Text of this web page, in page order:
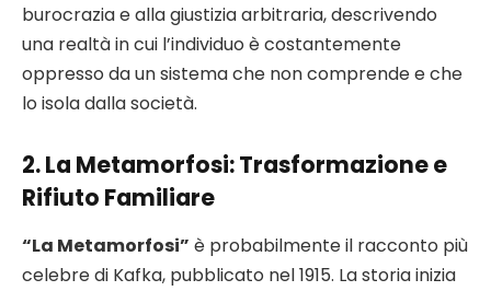
burocrazia e alla giustizia arbitraria, descrivendo
una realtà in cui l’individuo è costantemente
oppresso da un sistema che non comprende e che
lo isola dalla società.
2.La Metamorfosi: Trasformazione e
Rifiuto Familiare
“La Metamorfosi” è probabilmente il racconto più
celebre di Kafka, pubblicato nel 1915. La storia inizia